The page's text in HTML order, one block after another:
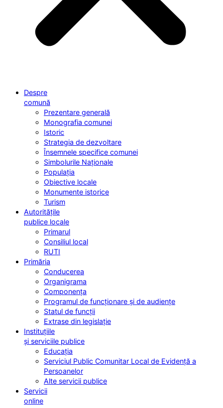
Despre
comună
Prezentare generală
Monografia comunei
Istoric
Strategia de dezvoltare
Însemnele specifice comunei
Simbolurile Naționale
Populația
Obiective locale
Monumente istorice
Turism
Autoritățile
publice locale
Primarul
Consiliul local
RUTI
Primăria
Conducerea
Organigrama
Componența
Programul de funcționare și de audiențe
Statul de funcții
Extrase din legislație
Instituțiile
și serviciile publice
Educația
Serviciul Public Comunitar Local de Evidență a
Persoanelor
Alte servicii publice
Servicii
online